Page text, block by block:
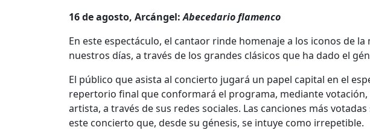
16 de agosto, Arcángel:Abecedario flamenco
En este espectáculo, el cantaor rinde homenaje a los iconos de
nuestros días, a través de los grandes clásicos que ha dado el
El público que asista al concierto jugará un papel capital en el
repertorio final que conformará el programa, mediante
artista, a través de sus redes sociales. Las canciones más
este concierto que, desde su génesis, se intuye como irrepetible.